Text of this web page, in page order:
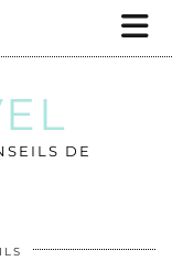
DE